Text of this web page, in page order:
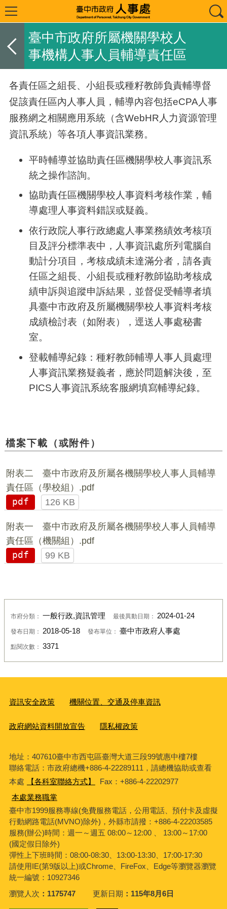
臺中市政府所屬機關學校人
事機構人事人員輔導責任區
各責任區之組長、小組長或種籽教師負責輔導督
促該責任區內人事人員，輔導內容包括eCPA 人事
服務網之相關應用系統（含WebHR 人力資源管理
資訊系統）等各項人事資訊業務。
平時輔導並協助責任區機關學校人事資訊系
統之操作諮詢。
協助責任區機關學校人事資料考核作業，輔
導處理人事資料錯誤或疑義。
依行政院人事行政總處人事業務績效考核項
目及評分標準表中，人事資訊處所列電腦自
動計分項目，考核成績未達滿分者，請各責
任區之組長、小組長或種籽教師協助考核成
績申訴與追蹤申訴結果，並督促受輔導者填
具臺中市政府及所屬機關學校人事資料考核
成績檢討表（如附表），逕送人事處秘書
室。
登載輔導紀錄：種籽教師輔導人事人員處理
人事資訊業務疑義者，應於問題解決後，至
PICS 人事資訊系統客服網填寫輔導紀錄。
檔案下載（或附件）
附表二 臺中市政府及所屬各機關學校人事人員輔導
責任區（學校組）.pdf
pdf
126 KB
附表一 臺中市政府及所屬各機關學校人事人員輔導
責任區（機關組）.pdf
pdf
99 KB
市府分類： 一般行政,資訊管理 最後異動日期： 2024-01-24
發布日期： 2018-05-18 發布單位： 臺中市政府人事處
點閱次數： 3371
資訊安全政策 機關位置、交通及停車資訊
政府網站資料開放宣告 隱私權政策
地址：407610臺中市西屯區臺灣大道三段99號惠中樓7樓
聯絡電話：市政府總機+886-4-22289111，請總機協助或查看
本處
【各科室聯絡方式】
Fax：+886-4-22202977
本處業務職掌
臺中市1999服務專線(免費服務電話，公用電話、預付卡及虛擬
行動網路電話(MVNO)除外)，外縣市請撥：+886-4-22203585
服務(辦公)時間：週一～週五 08:00～12:00 、 13:00～17:00
(國定假日除外)
彈性上下班時間：08:00-08:30、13:00-13:30、17:00-17:30
請使用IE(第9版以上)或Chrome、FireFox、Edge等瀏覽器瀏覽
統一編號：10927346
瀏覽人次
1175747 更新日期 115年8月6日